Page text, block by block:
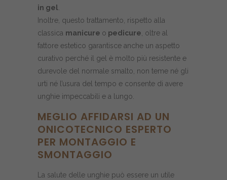
in gel.
Inoltre, questo trattamento, rispetto alla
classica manicure o pedicure, oltre al
fattore estetico garantisce anche un aspetto
curativo perché il gel è molto più resistente e
durevole del normale smalto, non teme né gli
urti né l’usura del tempo e consente di avere
unghie impeccabili e a lungo.
MEGLIO AFFIDARSI AD UN
ONICOTECNICO ESPERTO
PER MONTAGGIO E
SMONTAGGIO
La salute delle unghie può essere un utile